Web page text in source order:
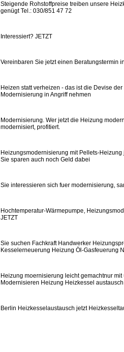
Steigende Rohstoffpreise treiben unsere
genügt Tel.: 030/851 47 72
Interessiert? JETZT
Vereinbaren Sie jetzt einen Beratungstermin
Heizen statt verheizen - das ist die Devise
Modernisierung in Angriff nehmen
Modernisierung. Wer jetzt die Heizung
modernisiert, profitiert.
Heizungsmodernisierung mit Pellets-
Sie sparen auch noch Geld dabei
Sie interessieren sich fuer modernisierung,
Hochtemperatur-Wärmepumpe,
JETZT
Sie suchen Fachkraft Handwerker
Kesselerneuerung Heizung Öl-Gasfeuerung
Heizung moernisierung leicht gemachtnur
Modernisieren Heizung Heizkessel
Berlin Heizkesselaustausch jetzt